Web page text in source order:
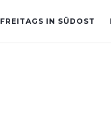
FREITAGS IN SÜDOST